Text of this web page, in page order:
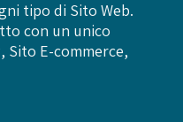
tipo di Sito Web.
con un unico
E-commerce,